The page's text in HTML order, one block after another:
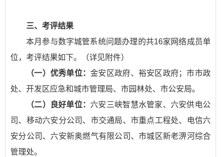
三、考评结果
本月参与数字城管系统问题办理的共16家网络成员单
位，考评结果如下。（详见附件）
（一）优秀单位：金安区政府、裕安区政府；市市政
处、开发区应急和城市管理局、市园林处、市公安局。
（二）良好单位： 六安三峡智慧水管家、六安供电公
司、移动六安分公司、市交通局、市重点工程处、电信六
安分公司、六安新奥燃气有限公司、市城区新老淠河综合
管理处。